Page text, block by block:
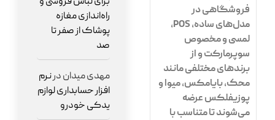
فروشگاهی در
مدل‌های
ساده، POS،
لمسی و مخصوص
سوپرمارکتو از
برندهای مختلفی مانند
محک، بایامکس، میوا و
پوزیفلکسعرضه
می‌شوند تا متناسب با
راه‌اندازی مغازه
پوشاک از صفر تا
صد
مهدی میداندرنرم
افزار حسابداری لوازم
یدکی خودرو